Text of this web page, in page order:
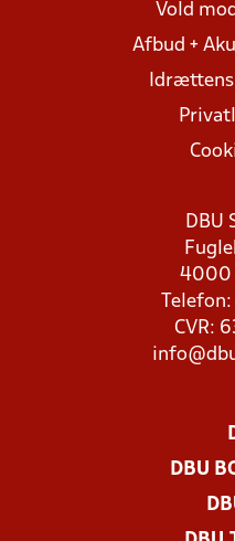
Vold
Afbud +
DBU
4000
CVR:
DBU